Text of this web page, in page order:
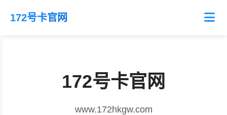
172号卡官网
172号卡官网
www.172hkgw.com